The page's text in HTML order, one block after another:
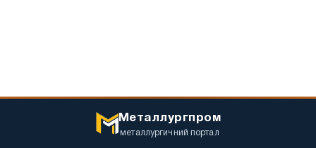
Металлургпром
металлургичний портал